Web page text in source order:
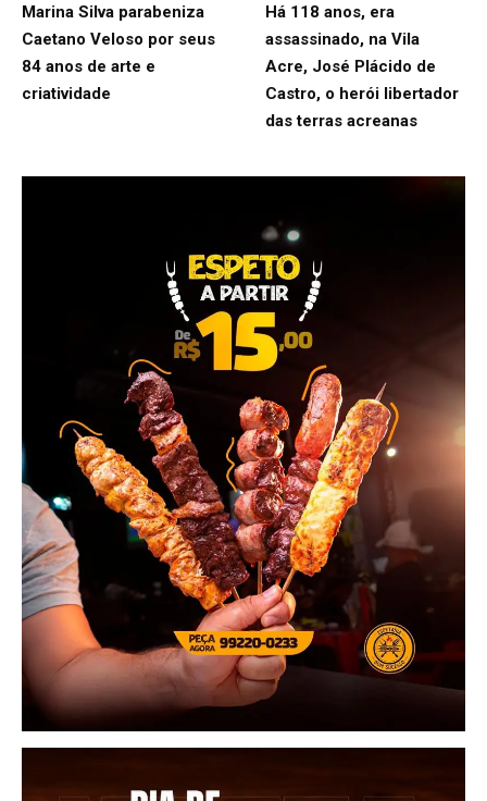
Marina Silva parabeniza
Caetano Veloso por seus
84 anos de arte e
criatividade
Há 118 anos, era
assassinado, na Vila
Acre, José Plácido de
Castro, o herói libertador
das terras acreanas